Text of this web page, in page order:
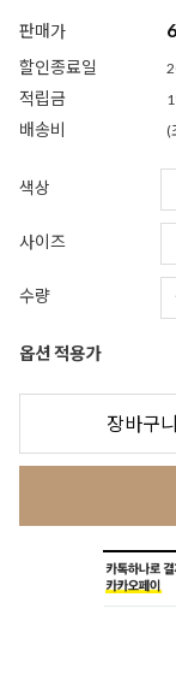
판매가
할인종료일
적립금
배송비 (
색상
사이즈
수량
옵션 적용가
장바구니